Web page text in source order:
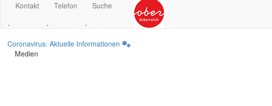
Kontakt
.
Telefon
.
Suche
.
Coronavirus: Aktuelle Informationen
Medien